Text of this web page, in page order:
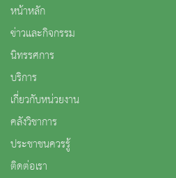
หน้าหลัก
ข่าวและกิจกรรม
นิทรรศการ
บริการ
เกี่ยวกับหน่วยงาน
คลังวิชาการ
ประชาชนควรรู้
ติดต่อเรา